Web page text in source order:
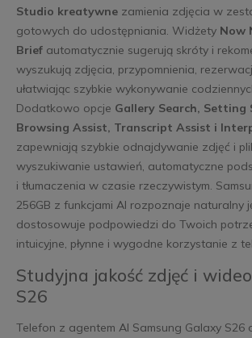
Studio kreatywnezamienia zdjęcia w
gotowych do udostępniania. WidżetyNow
Briefautomatycznie sugerują skróty i
wyszukują zdjęcia, przypomnienia,
ułatwiając szybkie wykonywanie
Dodatkowo opcje Gallery Search, Setting
Browsing Assist, Transcript Assist i
zapewniają szybkie odnajdywanie zdjęć i
wyszukiwanie ustawień, automatyczne
i tłumaczenia w czasie rzeczywistym.
256GB z funkcjami AI rozpoznaje naturalny
dostosowuje podpowiedzi do Twoich
intuicyjne, płynne i wygodne korzystanie z
Studyjna jakość zdjęć i
S26
Telefon z agentem AI Samsung Galaxy S26